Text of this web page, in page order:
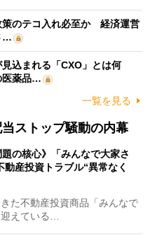
策のテコ入れ必至か 経済運営
…
込まれる「CXO」とは何
医薬品…
一覧を見る
当ストップ騒動の内幕
題の核心》「みんなで大家さ
動産投資トラブル“異常なく
た不動産投資商品「みんなで
迎えている…